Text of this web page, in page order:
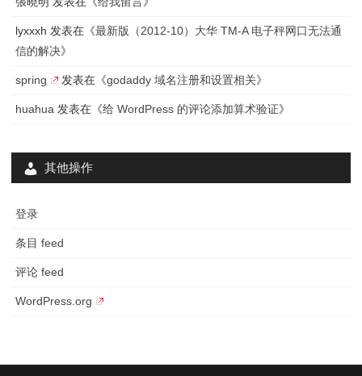
lyxxxh 发表在《最新版（2012-10）大华 TM-A 电子秤网口无法通
信的解决》
spring 发表在《godaddy 域名注册和设置相关》
huahua 发表在《给 WordPress 的评论添加算术验证》
其他操作
登录
条目 feed
评论 feed
WordPress.org